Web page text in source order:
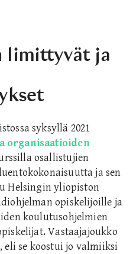
limittyvät ja
syksyllä 2021
organisaatioiden
osallistujien
ja sen
Helsingin yliopiston
opiskelijoille ja
koulutusohjelmien
Vastaajajoukko
se koostui jo valmiiksi